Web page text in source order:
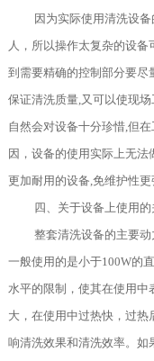
因为实际使用清洗设
人，所以操作太复杂的设
到需要精确的控制部分要尽
保证清洗质量,又可以使现
自然会对设备十分珍惜,但
因，设备的使用实际上无
更加耐用的设备,免维护性更
四、关于设备上使用的
整套清洗设备的主要
一般使用的是小于100W的
水平的限制，使其在使用
大，在使用中过热快，过
响清洗效果和清洗效率。如